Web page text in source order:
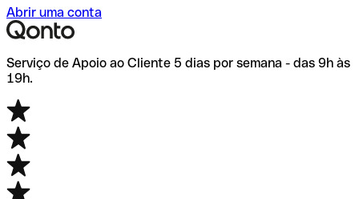
Abrir uma conta
Serviço de Apoio ao Cliente 5 dias por semana - das 9h às
19h.